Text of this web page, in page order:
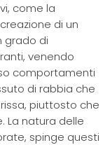
come la
di un
grado di
venendo
comportamenti
di rabbia che
piuttosto che
La natura delle
spinge questi